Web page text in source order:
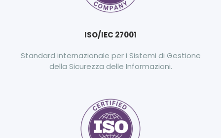
ISO/IEC 27001
Standard internazionale per i Sistemi di Gestione
della Sicurezza delle Informazioni.